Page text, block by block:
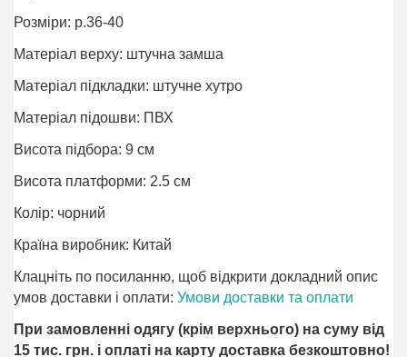
Розміри: р.36-40
Матеріал верху: штучна замша
Матеріал підкладки: штучне хутро
Матеріал підошви: ПВХ
Висота підбора: 9 см
Висота платформи: 2.5 см
Колір: чорний
Країна виробник: Китай
Клацніть по посиланню, щоб відкрити докладний опис
умов доставки і оплати:Умови доставки та оплати
При замовленні одягу (крім верхнього) на суму від
15 тис. грн. і оплаті на карту доставка безкоштовно!